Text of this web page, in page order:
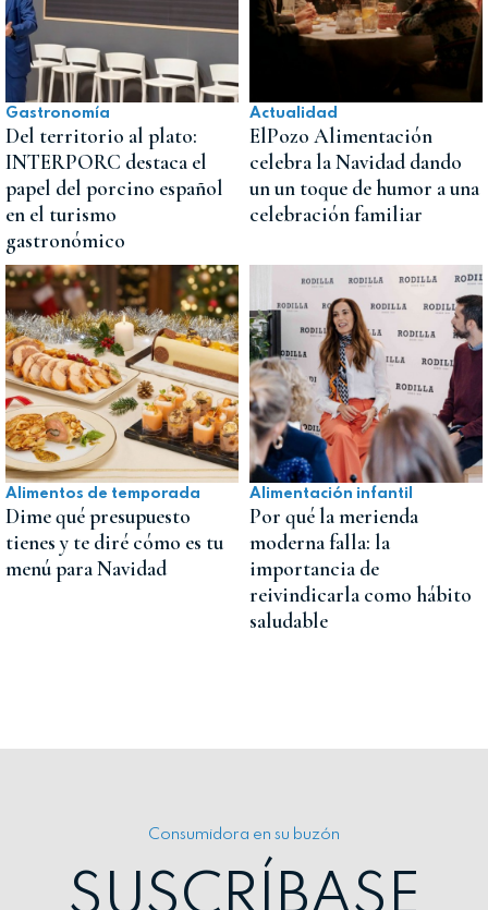
Gastronomía
Del territorio al plato:
INTERPORC destaca el
papel del porcino español
en el turismo
gastronómico
Actualidad
ElPozo Alimentación
celebra la Navidad dando
un un toque de humor a una
celebración familiar
Alimentos de temporada
Dime qué presupuesto
tienes y te diré cómo es tu
menú para Navidad
Alimentación infantil
Por qué la merienda
moderna falla: la
importancia de
reivindicarla como hábito
saludable
Consumidora en su buzón
SUSCRÍBASE